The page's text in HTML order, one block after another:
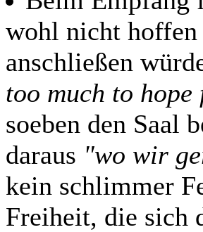
wohl nicht hoffen
anschließen
too much to
soeben den Saal
daraus "wo wir
kein schlimmer
Freiheit, die sich